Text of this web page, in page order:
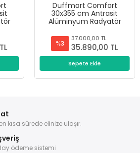
Duffmart Comfort
30x355 cm Antrasit
Alüminyum Radyatör
%3
37.000,00 TL
35.890,00 TL
Sepete Ekle
kısa sürede elinize ulaşır.
ödeme sistemi